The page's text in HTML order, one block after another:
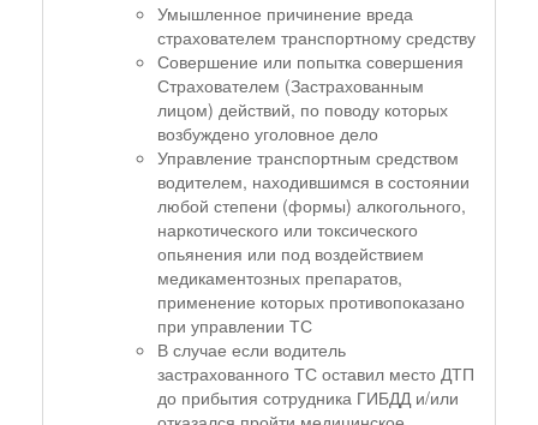
Умышленное причинение вреда
страхователем транспортному средству
Совершение или попытка совершения
Страхователем (Застрахованным
лицом) действий, по поводу которых
возбуждено уголовное дело
Управление транспортным средством
водителем, находившимся в состоянии
любой степени (формы) алкогольного,
наркотического или токсического
опьянения или под воздействием
медикаментозных препаратов,
применение которых противопоказано
при управлении ТС
В случае если водитель
застрахованного ТС оставил место ДТП
до прибытия сотрудника ГИБДД и/или